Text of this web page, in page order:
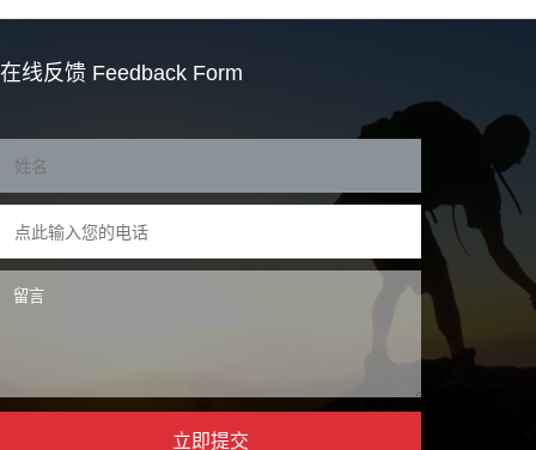
在线反馈 Feedback Form